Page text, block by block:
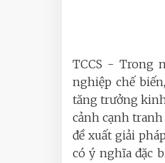
TCCS - Trong
nghiệp chế
tăng trưởng
cảnh cạnh
đề xuất giải
có ý nghĩa đặc